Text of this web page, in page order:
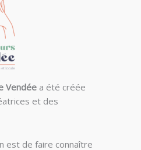
Vendée a été créée
et des
est de faire connaître